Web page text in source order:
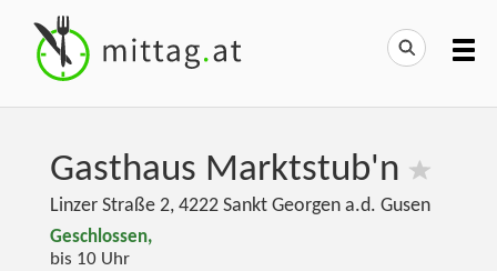
Gasthaus Marktstub'n
Linzer Straße 2, 4222 Sankt Georgen a.d. Gusen
Geschlossen,
bis 10 Uhr